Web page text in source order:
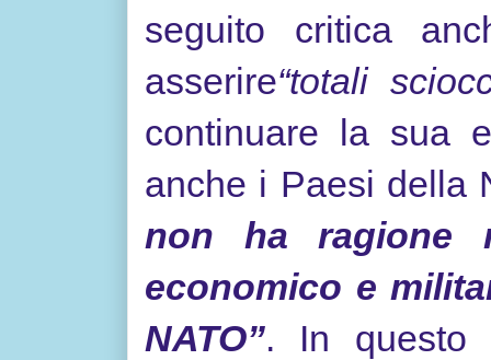
seguito critica
asserire“totali
continuare la sua
anche i Paesi della
non ha ragione
economico e
NATO”. In questo